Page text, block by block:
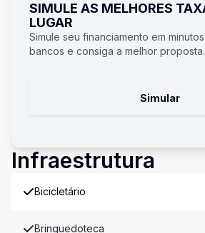
SIMULE AS MELHORES
LUGAR
Simule seu financiamento em
bancos e consiga a melhor proposta.
Simular
Infraestrutura
Bicicletário
Brinquedoteca